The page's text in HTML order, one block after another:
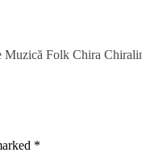
Folk Chira
*